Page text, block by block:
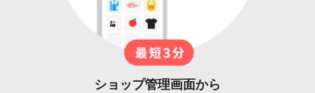
ショップ管理画面から